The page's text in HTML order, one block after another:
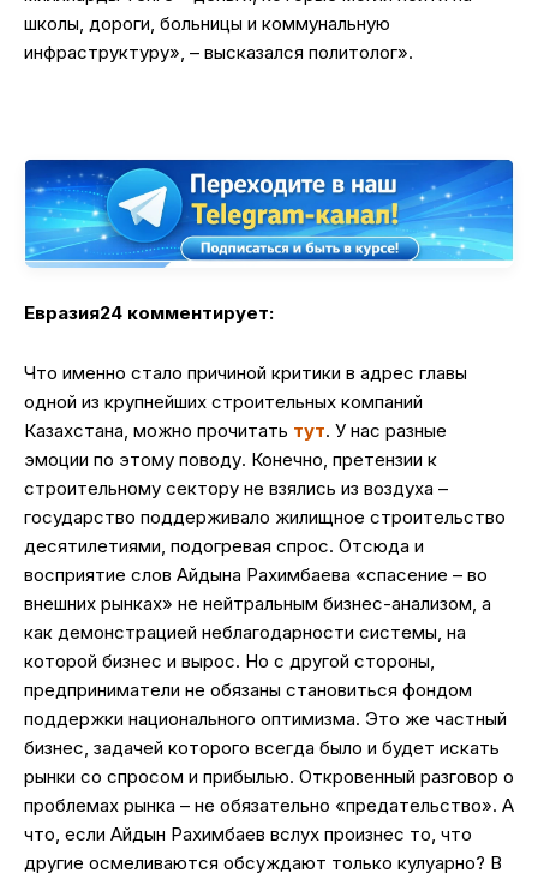
школы, дороги, больницы и коммунальную
инфраструктуру», – высказался политолог».
Евразия24 комментирует:
Что именно стало причиной критики в адрес главы
одной из крупнейших строительных компаний
Казахстана, можно прочитать тут. У нас разные
эмоции по этому поводу. Конечно, претензии к
строительному сектору не взялись из воздуха –
государство поддерживало жилищное строительство
десятилетиями, подогревая спрос. Отсюда и
восприятие слов Айдына Рахимбаева «спасение – во
внешних рынках» не нейтральным бизнес-анализом, а
как демонстрацией неблагодарности системы, на
которой бизнес и вырос. Но с другой стороны,
предприниматели не обязаны становиться фондом
поддержки национального оптимизма. Это же частный
бизнес, задачей которого всегда было и будет искать
рынки со спросом и прибылью. Откровенный разговор о
проблемах рынка – не обязательно «предательство». А
что, если Айдын Рахимбаев вслух произнес то, что
другие осмеливаются обсуждают только кулуарно? В